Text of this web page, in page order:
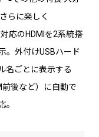
らに楽しく
応のHDMIを2系統搭
。外付けUSBハード
名ごとに表示する
前後など）に自動で
。